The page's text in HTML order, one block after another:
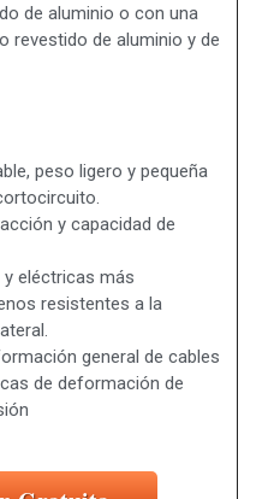
de aluminio o con una
revestido de aluminio y de
peso ligero y pequeña
y capacidad de
eléctricas más
resistentes a la
general de cables
de deformación de